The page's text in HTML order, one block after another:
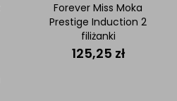
Forever Miss Moka
Prestige Induction 2
filiżanki
125,25 zł